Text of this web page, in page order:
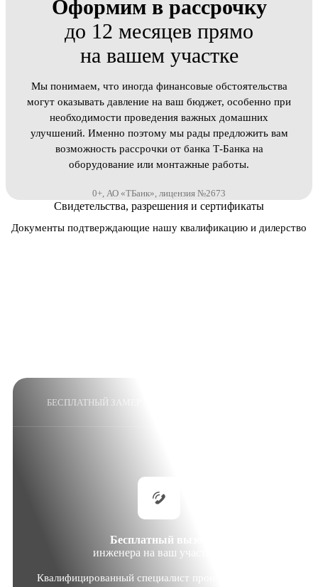
Оформим в рассрочку
до 12 месяцев прямо
на вашем участке
Мы понимаем, что иногда финансовые обстоятельства
могут оказывать давление на ваш бюджет, особенно при
необходимости проведения важных домашних
улучшений. Именно поэтому мы рады предложить вам
возможность рассрочки от банка Т-Банка на
оборудование или монтажные работы.
0+, АО «ТБанк», лицензия №2673
Свидетельства, разрешения и сертификаты
Документы подтверждающие нашу квалификацию и дилерство
БЕСПЛАТНЫЙ ЗАМЕР И РАСЧЕТ СМЕТЫ ЗА 24 ЧАСА
Бесплатный вызов
инженера на ваш участок *
Квалифицированный специалист произведет точные